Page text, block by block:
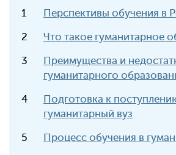
Перспективы обучения в
Что такое гуманитарное
Преимущества и
гуманитарного
Подготовка к
гуманитарный вуз
Процесс обучения в